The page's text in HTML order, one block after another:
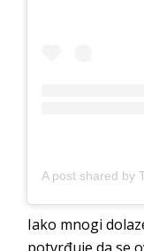
Iako mnogi